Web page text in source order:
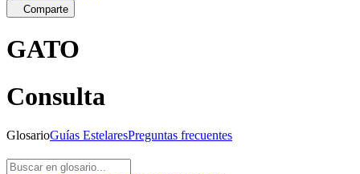
Comparte
GATO
Consulta
GlosarioGuías EstelaresPreguntas frecuentes